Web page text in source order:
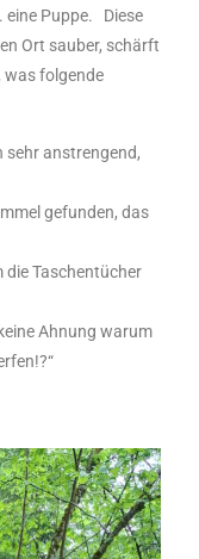
eine Puppe.
Diese
Ort sauber, schärft
was folgende
sehr anstrengend,
gefunden, das
die Taschentücher
Ahnung warum